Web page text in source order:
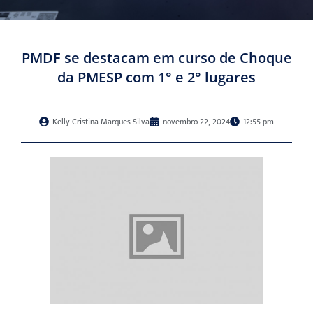
PMDF se destacam em curso de Choque
da PMESP com 1° e 2° lugares
Kelly Cristina Marques Silva novembro 22, 2024 12:55 pm